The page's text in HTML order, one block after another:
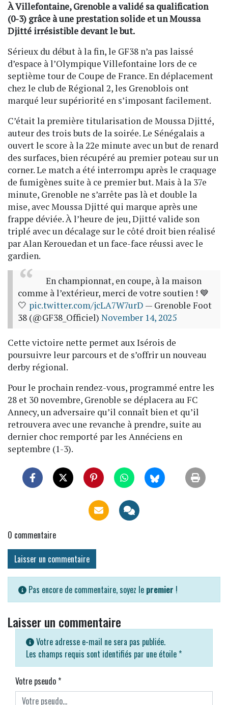
À Villefontaine, Grenoble a validé sa qualification
(0-3) grâce à une prestation solide et un Moussa
Djitté irrésistible devant le but.
Sérieux du début à la fin, le GF38 n’a pas laissé
d’espace à l’Olympique Villefontaine lors de ce
septième tour de Coupe de France. En déplacement
chez le club de Régional 2, les Grenoblois ont
marqué leur supériorité en s’imposant facilement.
C’était la première titularisation de Moussa Djitté,
auteur des trois buts de la soirée. Le Sénégalais a
ouvert le score à la 22e minute avec un but de renard
des surfaces, bien récupéré au premier poteau sur un
corner. Le match a été interrompu après le craquage
de fumigènes suite à ce premier but. Mais à la 37e
minute, Grenoble ne s’arrête pas là et double la
mise, avec Moussa Djitté qui marque après une
frappe déviée. À l’heure de jeu, Djitté valide son
triplé avec un décalage sur le côté droit bien réalisé
par Alan Kerouedan et un face-face réussi avec le
gardien.
En championnat, en coupe, à la maison
comme à l’extérieur, merci de votre soutien ! 💙
🤍 pic.twitter.com/jcLA7W7urD — Grenoble Foot
38 (@GF38_Officiel) November 14, 2025
Cette victoire nette permet aux Isérois de
poursuivre leur parcours et de s’offrir un nouveau
derby régional.
Pour le prochain rendez-vous, programmé entre les
28 et 30 novembre, Grenoble se déplacera au FC
Annecy, un adversaire qu’il connaît bien et qu’il
retrouvera avec une revanche à prendre, suite au
dernier choc remporté par les Annéciens en
septembre (1-3).
0 commentaire
Laisser un commentaire
Pas encore de commentaire, soyez le premier !
Laisser un commentaire
Votre adresse e-mail ne sera pas publiée.
Les champs requis sont identifiés par une étoile *
Votre pseudo*